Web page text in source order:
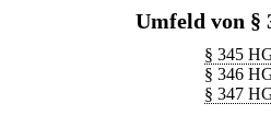
Umfeld von §
§ 345
§ 346
§ 347